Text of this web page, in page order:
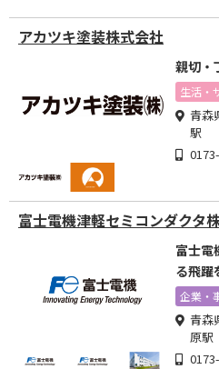
アカツキ塗装株式会社
親切・
生活・
青森
駅
富士電機津軽セミコンダクタ
富士電
る飛躍
企業・
青森
原駅